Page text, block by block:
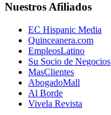
Nuestros Afiliados
EC Hispanic Media
Quinceanera.com
EmpleosLatino
Su Socio de Negocios
MasClientes
AbogadoMall
Al Borde
Vivela Revista